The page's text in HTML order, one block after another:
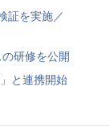
証を実施／
研修を公開
と連携開始